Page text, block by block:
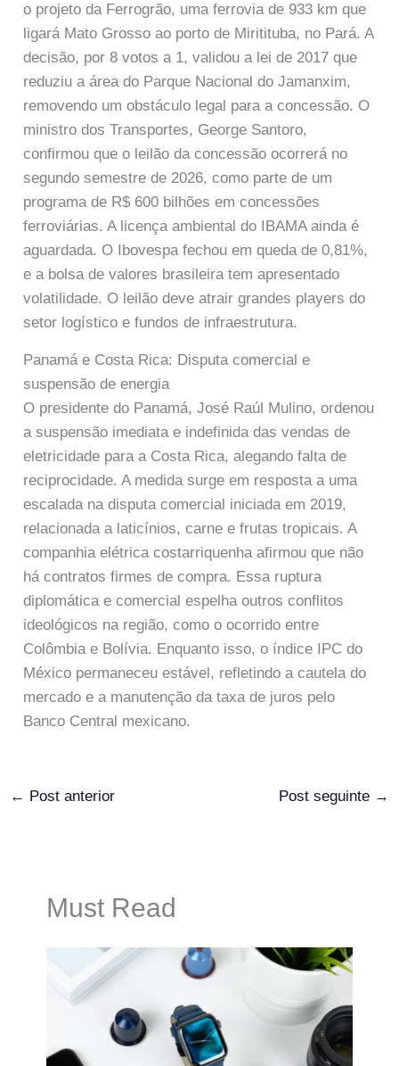
o projeto da Ferrogrão, uma ferrovia de 933 km que
ligará Mato Grosso ao porto de Miritituba, no Pará. A
decisão, por 8 votos a 1, validou a lei de 2017 que
reduziu a área do Parque Nacional do Jamanxim,
removendo um obstáculo legal para a concessão. O
ministro dos Transportes, George Santoro,
confirmou que o leilão da concessão ocorrerá no
segundo semestre de 2026, como parte de um
programa de R$ 600 bilhões em concessões
ferroviárias. A licença ambiental do IBAMA ainda é
aguardada. O Ibovespa fechou em queda de 0,81%,
e a bolsa de valores brasileira tem apresentado
volatilidade. O leilão deve atrair grandes players do
setor logístico e fundos de infraestrutura.
Panamá e Costa Rica: Disputa comercial e
suspensão de energia
O presidente do Panamá, José Raúl Mulino, ordenou
a suspensão imediata e indefinida das vendas de
eletricidade para a Costa Rica, alegando falta de
reciprocidade. A medida surge em resposta a uma
escalada na disputa comercial iniciada em 2019,
relacionada a laticínios, carne e frutas tropicais. A
companhia elétrica costarriquenha afirmou que não
há contratos firmes de compra. Essa ruptura
diplomática e comercial espelha outros conflitos
ideológicos na região, como o ocorrido entre
Colômbia e Bolívia. Enquanto isso, o índice IPC do
México permaneceu estável, refletindo a cautela do
mercado e a manutenção da taxa de juros pelo
Banco Central mexicano.
← Post anterior Post seguinte →
Must Read